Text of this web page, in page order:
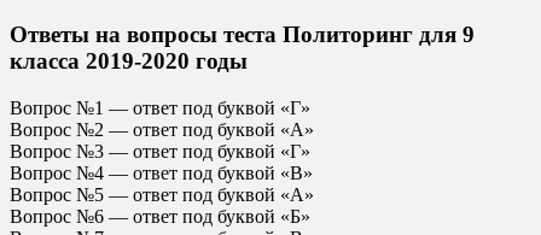
Ответы на вопросы теста Политоринг для 9
класса 2019-2020 годы
Вопрос №1 — ответ под буквой «Г»
Вопрос №2 — ответ под буквой «А»
Вопрос №3 — ответ под буквой «Г»
Вопрос №4 — ответ под буквой «В»
Вопрос №5 — ответ под буквой «А»
Вопрос №6 — ответ под буквой «Б»